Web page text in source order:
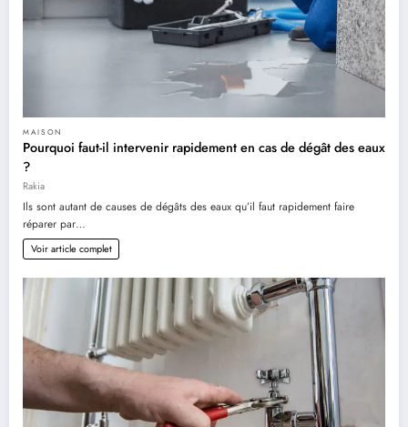
MAISON
Pourquoi faut-il intervenir rapidement en cas de dégât des eaux
?
Rakia
Ils sont autant de causes de dégâts des eaux qu’il faut rapidement faire
réparer par…
Voir article complet